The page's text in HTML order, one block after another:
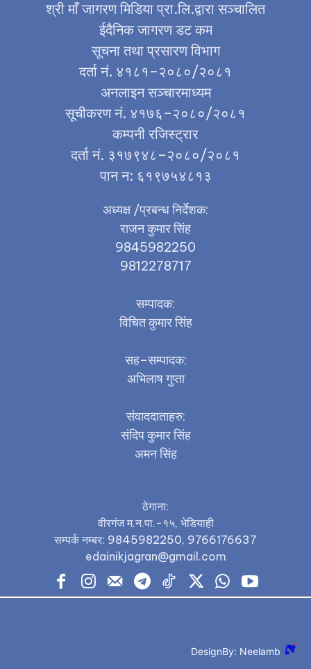
श्री माँ जागरण मिडिया प्रा.लि.द्वारा सञ्चालित
ईदैनिक जागरण डट कम
सूचना तथा प्रसारण विभाग
दर्ता नं. ४१८१–२०८०/२०८१
अनलाइन सञ्चारमाध्यम
सूचीकरण नं. ४१७६–२०८०/२०८१
कम्पनी रजिस्ट्रार
दर्ता नं. ३१७९४८–२०८०/२०८१
पान न: ६१९७५४८१३
अध्यक्ष /प्रबन्ध निर्देशक:
राजन कुमार सिंह
9845982250
9812278717
सम्पादक:
विचित कुमार सिंह
सह–सम्पादक:
अभिलाष गुप्ता
संवाददाताहरु:
संदिप कुमार सिंह
अमन सिंह
ठेगाना:
वीरगंज म.न.पा.-१५, भेडियाही
सम्पर्क नम्बर: 9845982250, 9766176637
edainikjagran@gmail.com
DesignBy: Neelamb